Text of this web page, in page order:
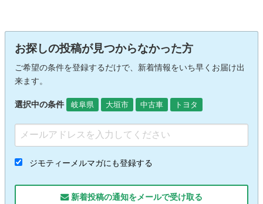
お探しの投稿が見つからなかった方
ご希望の条件を登録するだけで、新着情報をいち早くお届け出
来ます。
選択中の条件 岐阜県 大垣市 中古車 トヨタ
ジモティーメルマガにも登録する
新着投稿の通知をメールで受け取る